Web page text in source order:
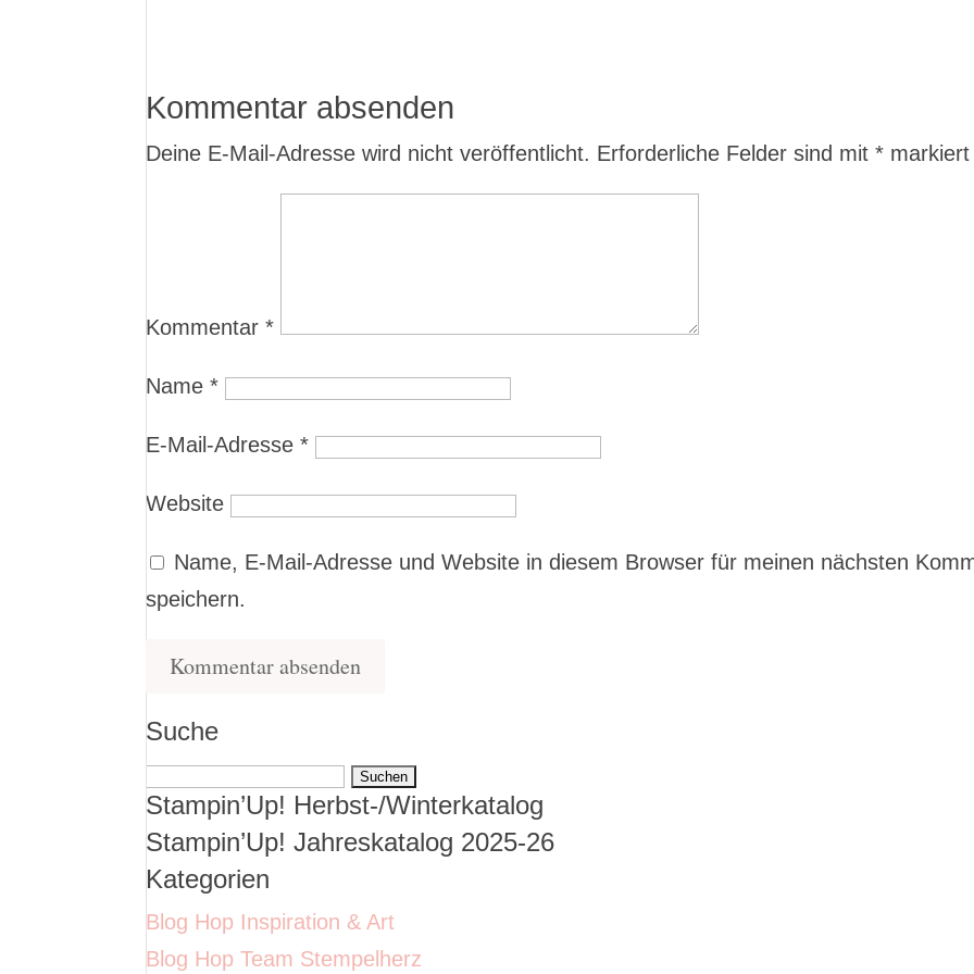
Kommentar absenden
Deine E-Mail-Adresse wird nicht veröffentlicht. Erforderliche Felder sind mit* markiert
Kommentar*
Name*
E-Mail-Adresse*
Website
Name, E-Mail-Adresse und Website in diesem Browser für meinen nächsten
speichern.
Suche
Suchen
nach:
Stampin’Up! Herbst-/Winterkatalog
Stampin’Up! Jahreskatalog 2025-26
Kategorien
Blog Hop Inspiration & Art
Blog Hop Team Stempelherz